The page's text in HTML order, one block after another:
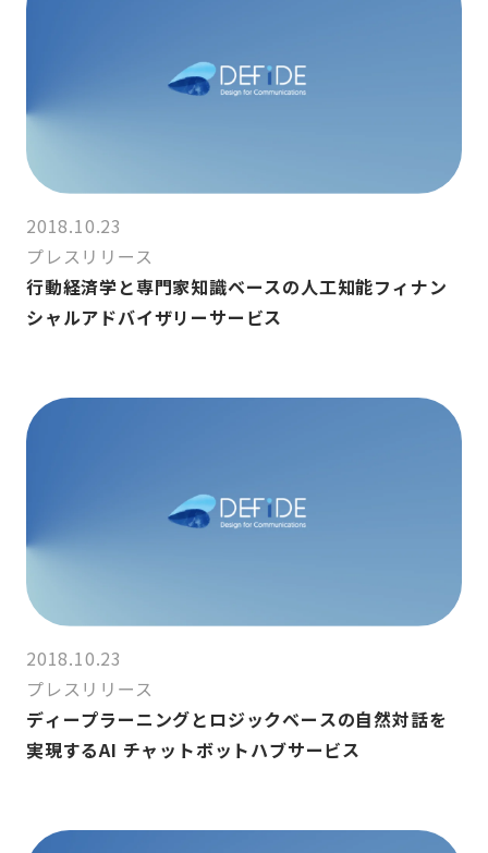
2018.10.23
プレスリリース
行動経済学と専門家知識ベースの人工知能フィナン
シャルアドバイザリーサービス
2018.10.23
プレスリリース
ディープラーニングとロジックベースの自然対話を
実現するAI チャットボットハブサービス